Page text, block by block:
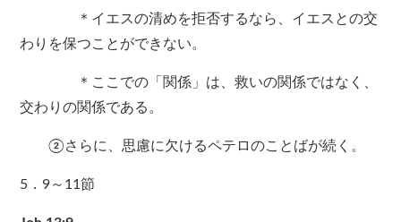
＊イエスの清めを拒否するなら、イエスとの交
わりを保つことができない。
＊ここでの「関係」は、救いの関係ではなく、
交わりの関係である。
②さらに、思慮に欠けるペテロのことばが続く。
5．9～11節